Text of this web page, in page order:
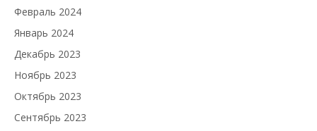
Февраль 2024
Январь 2024
Декабрь 2023
Ноябрь 2023
Октябрь 2023
Сентябрь 2023